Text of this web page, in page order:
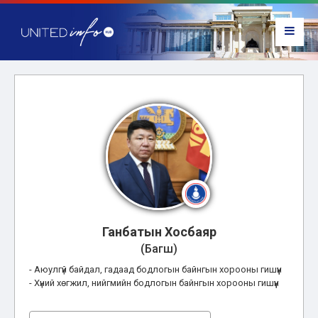
Ганбатын Хосбаяр
(Багш)
- Аюулгүй байдал, гадаад бодлогын байнгын хорооны гишүүн
- Хүний хөгжил, нийгмийн бодлогын байнгын хорооны гишүүн